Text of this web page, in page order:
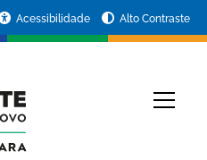
Acessibilidade Alto Contraste